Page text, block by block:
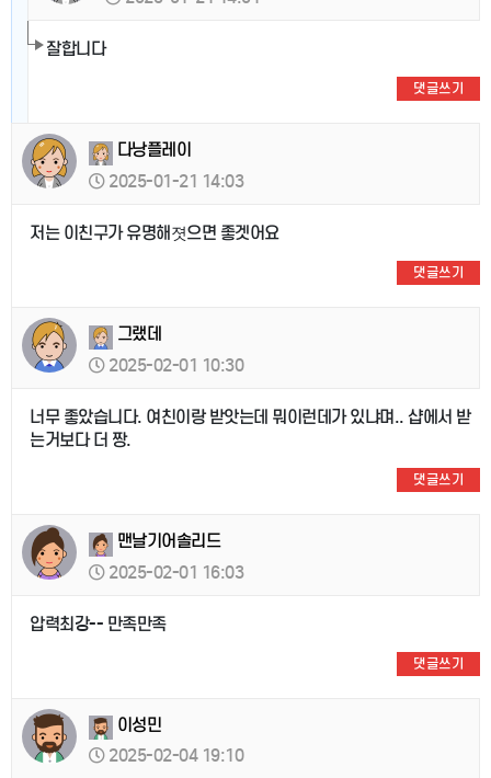
잘합니다
댓글쓰기
다낭플레이
2025-01-21 14:03
저는 이친구가 유명해졋으면 좋겟어요
댓글쓰기
그랬데
2025-02-01 10:30
너무 좋았습니다. 여친이랑 받앗는데 뭐이런데가 있냐며.. 샵에서 받
는거보다 더 짱.
댓글쓰기
맨날기어솔리드
2025-02-01 16:03
압력최강-- 만족만족
댓글쓰기
이성민
2025-02-04 19:10